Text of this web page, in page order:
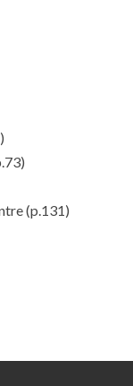
(p.131)